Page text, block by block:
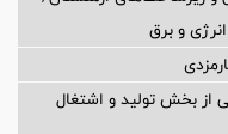
و برق
از بخش تولید و اشتغال